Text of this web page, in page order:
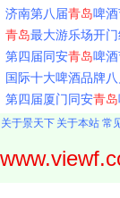
济南第八届青岛啤
青岛最大游乐场开
第四届同安青岛啤
国际十大啤酒品牌
第四届厦门同安青岛
关于景天下 关于本站 常